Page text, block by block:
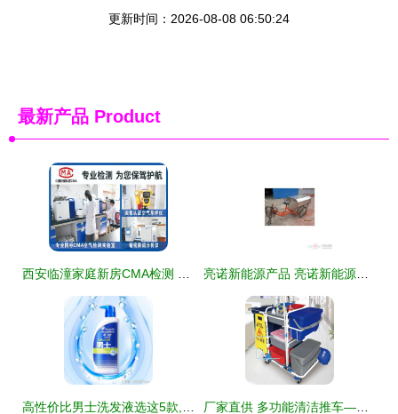
更新时间：2026-08-08 06:50:24
最新产品 Product